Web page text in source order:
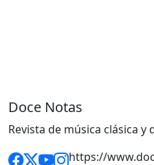
Doce Notas
Revista de música clásica y
https://